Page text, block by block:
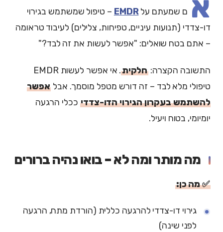
ם שמעתם על EMDR – טיפול שמשתמש בגירוי
דו-צדדי (תנועות עיניים, טפיחות, צלילים) לעיבוד טראומה
– אתם בטח שואלים: "אפשר לעשות את זה לבד?"
התשובה הקצרה:חלקית
. אי אפשר לעשות EMDR
טיפולי מלא לבד – זה דורש מטפל מוסמך. אבלאפשר
להשתמש בעקרון הגירוי הדו-צדדי ככלי הרגעה
יומיומי, בטוח ויעיל.
מה מותר ומה לא – בואו נהיה ברורים
✅ מה כן:
גירוי דו-צדדי להרגעה כללית (הורדת מתח, הרגעה
לפני שינה)